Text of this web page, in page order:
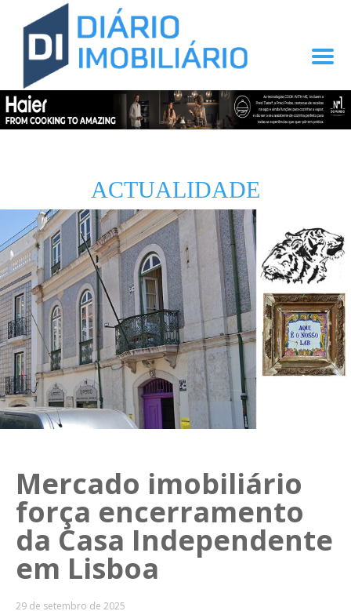
ACTUALIDADE
Mercado imobiliário
força encerramento
da Casa Independente
em Lisboa
29 de setembro de 2025